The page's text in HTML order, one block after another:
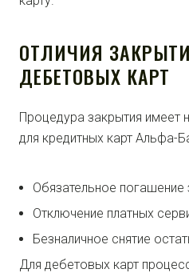
ОТЛИЧИЯ
ДЕБЕТОВЫХ КАРТ
Процедура закрытия имеет
для кредитных карт Альфа-
Обязательное погашение
Отключение платных
Безналичное снятие
Для дебетовых карт